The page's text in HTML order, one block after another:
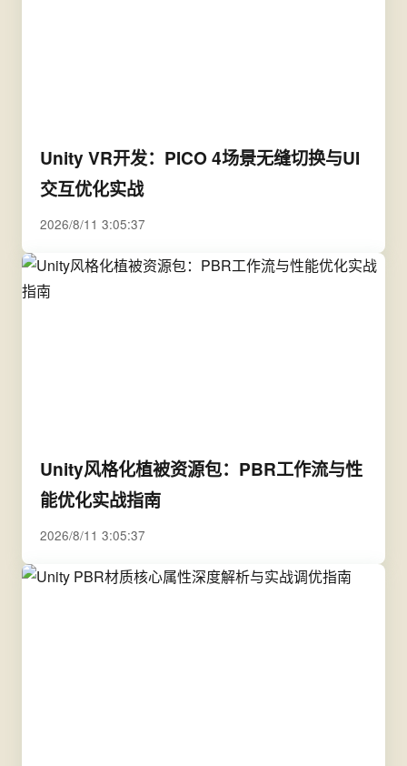
Unity VR开发：PICO 4场景无缝切换与UI
交互优化实战
2026/8/11 3:05:37
Unity风格化植被资源包：PBR工作流与性
能优化实战指南
2026/8/11 3:05:37